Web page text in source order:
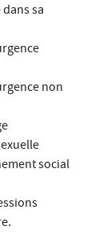
sa
non
social